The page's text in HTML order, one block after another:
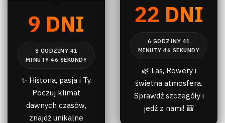
9 DNI
✨ Historia, pasja i Ty.
Poczuj klimat
dawnych czasów,
znajdź unikalne
22 DNI
🌿 Las, Rowery i
świetna atmosfera.
Sprawdź szczegóły i
jedź z nami! 🎒